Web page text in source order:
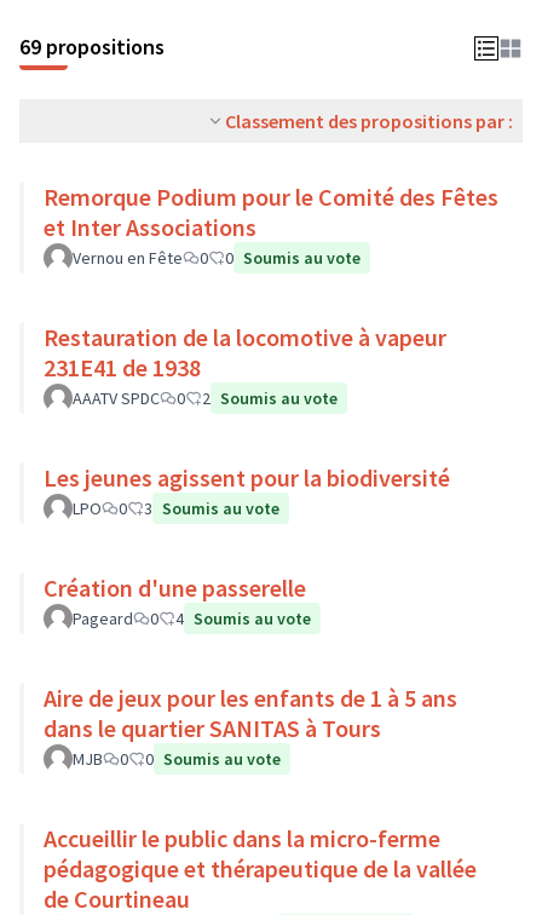
69 propositions
Classement des propositions par :
Remorque Podium pour le Comité des Fêtes
et Inter Associations
Vernou en Fête 0 0 Soumis au vote
Restauration de la locomotive à vapeur
231E41 de 1938
AAATV SPDC 0 2 Soumis au vote
Les jeunes agissent pour la biodiversité
LPO 0 3 Soumis au vote
Création d'une passerelle
Pageard 0 4 Soumis au vote
Aire de jeux pour les enfants de 1 à 5 ans
dans le quartier SANITAS à Tours
MJB 0 0 Soumis au vote
Accueillir le public dans la micro-ferme
pédagogique et thérapeutique de la vallée
de Courtineau